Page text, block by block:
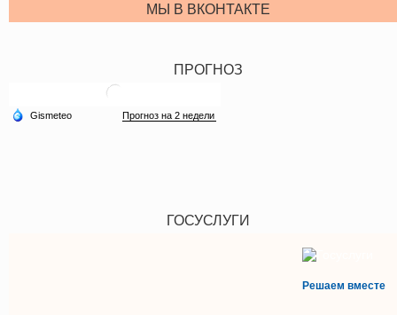
МЫ В ВКОНТАКТЕ
ПРОГНОЗ
ГОСУСЛУГИ
Решаем вместе